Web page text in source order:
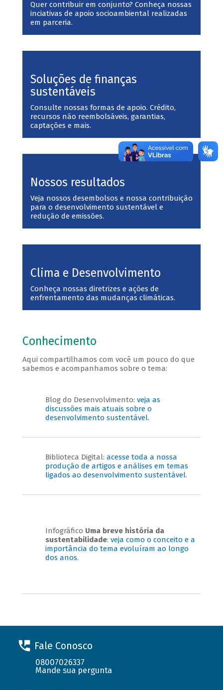
Quer contribuir em conjunto? Conheça nossas
inciativas de apoio socioambiental realizadas
em parceria.
Soluções de finanças
sustentáveis
Consulte nossas formas de apoio. Crédito,
recursos não reembolsáveis, garantias,
captações e mais.
Nossos resultados
Veja nossos desembolsos e nossa contribuição
para o desenvolvimento sustentável e
redução de emissões.
Clima e Desenvolvimento
Conheça nossas diretrizes e ações de
enfrentamento das mudanças climáticas.
Conhecimento
Aqui compartilhamos com você um pouco do que
sabemos e acompanhamos sobre o tema:
Blog do Desenvolvimento: veja as
discussões mais atuais sobre o
desenvolvimento sustentável.
Biblioteca Digital: acesse toda a nossa
produção de artigos e análises em temas
ligados ao desenvolvimento sustentável.
Infográfico Uma breve história da
sustentabilidade: veja como o conceito e a
importância do tema evoluíram ao longo
dos anos.
Fale Conosco
08007026337
Mande sua pergunta